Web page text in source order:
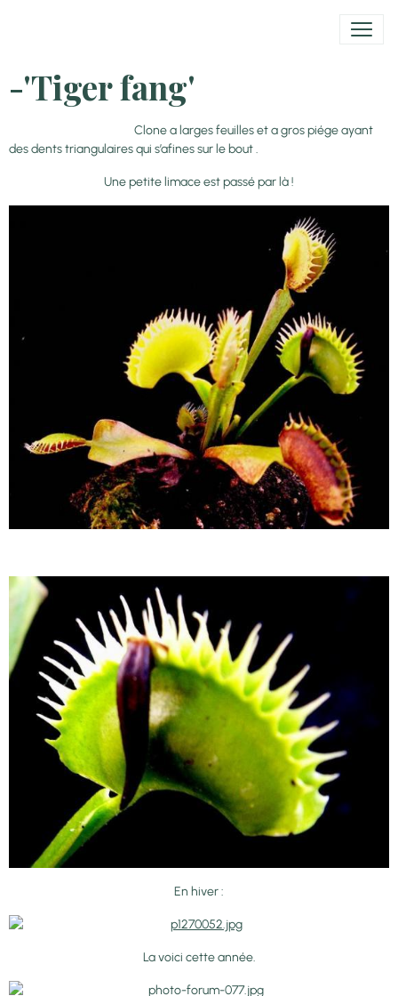
-'Tiger fang'
Clone a larges feuilles et a gros piége ayant
des dents triangulaires qui s’afines sur le bout .
Une petite limace est passé par là !
En hiver :
La voici cette année.